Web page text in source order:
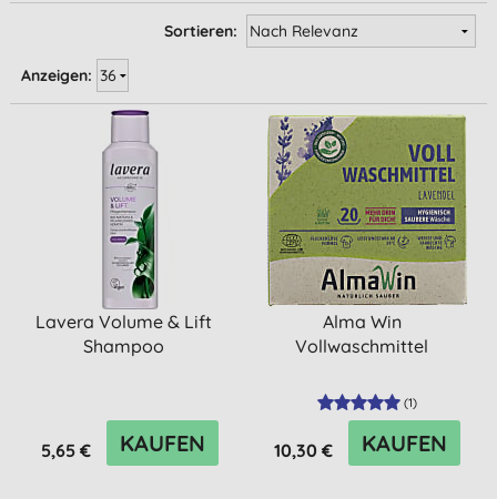
Sortieren:
Anzeigen:
Lavera Volume & Lift
Shampoo
5,65 € KAUFEN
Alma Win
Vollwaschmittel
(1)
10,30 € KAUFEN